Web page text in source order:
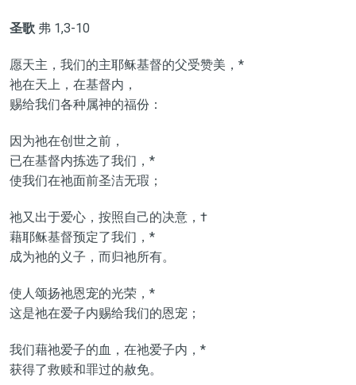
圣歌弗 1,3-10
愿天主，我们的主耶稣基督的父受赞美，*
祂在天上，在基督内，
赐给我们各种属神的福份：
因为祂在创世之前，
已在基督内拣选了我们，*
使我们在祂面前圣洁无瑕；
祂又出于爱心，按照自己的决意，†
藉耶稣基督预定了我们，*
成为祂的义子，而归祂所有。
使人颂扬祂恩宠的光荣，*
这是祂在爱子内赐给我们的恩宠；
我们藉祂爱子的血，在祂爱子内，*
获得了救赎和罪过的赦免。